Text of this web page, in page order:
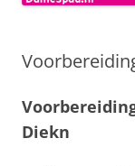
Diekn